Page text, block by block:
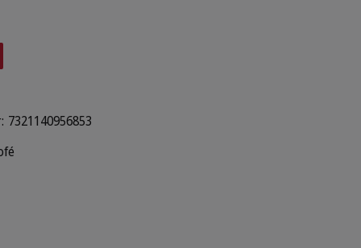
7321140956853